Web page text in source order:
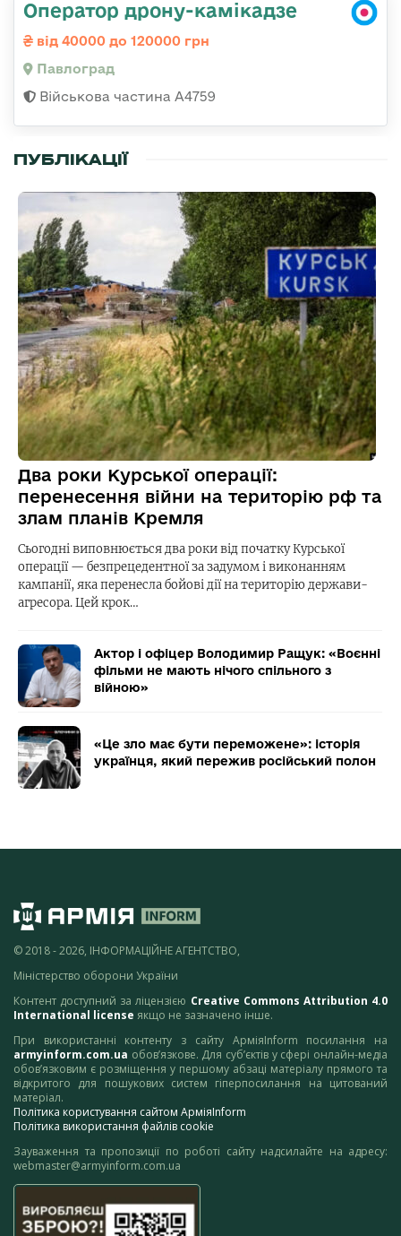
Оператор дрону-камікадзе
від 40000 до 120000 грн
Павлоград
Військова частина А4759
ПУБЛІКАЦІЇ
Два роки Курської операції:
перенесення війни на територію рф та
злам планів Кремля
Сьогодні виповнюється два роки від початку Курської
операції — безпрецедентної за задумом і виконанням
кампанії, яка перенесла бойові дії на територію держави-
агресора. Цей крок…
Актор і офіцер Володимир Ращук: «Воєнні
фільми не мають нічого спільного з
війною»
«Це зло має бути переможене»: історія
українця, який пережив російський полон
© 2018 - 2026, ІНФОРМАЦІЙНЕ АГЕНТСТВО,
Міністерство оборони України
Контент доступний за ліцензією Creative Commons Attribution 4.0
International license якщо не зазначено інше.
При використанні контенту з сайту АрміяInform посилання на
armyinform.com.ua обов’язкове. Для суб’єктів у сфері онлайн-медіа
обов’язковим є розміщення у першому абзаці матеріалу прямого та
відкритого для пошукових систем гіперпосилання на цитований
матеріал.
Політика користування сайтом АрміяInform
Політика використання файлів cookie
Зауваження та пропозиції по роботі сайту надсилайте на адресу:
webmaster@armyinform.com.ua